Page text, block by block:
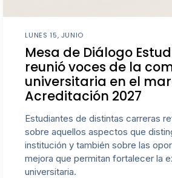
LUNES 15, JUNIO
Mesa de Diálogo
reunió voces de la
universitaria en el
Acreditación 2027
Estudiantes de distintas carreras
sobre aquellos aspectos que
institución y también sobre las
mejora que permitan fortalecer la
universitaria.